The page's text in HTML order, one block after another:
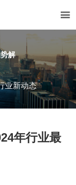

解
业新动态
年行业最